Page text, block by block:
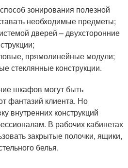
зонирования полезной
необходимые предметы;
дверей – двухсторонние
прямолинейные модули;
стеклянные конструкции.
шкафов могут быть
фантазий клиента. Но
внутренних конструкций
В рабочих кабинетах
закрытые полочки, ящики,
белья.